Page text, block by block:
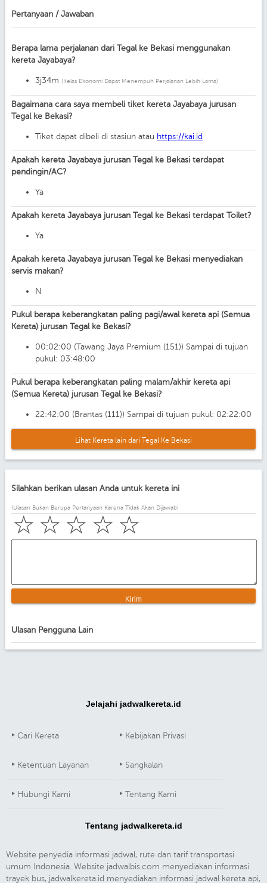
Pertanyaan / Jawaban
Berapa lama perjalanan dari Tegal ke Bekasi menggunakan
kereta Jayabaya?
3j34m (Kelas Ekonomi Dapat Menempuh Perjalanan Lebih Lama)
Bagaimana cara saya membeli tiket kereta Jayabaya jurusan
Tegal ke Bekasi?
Tiket dapat dibeli di stasiun atau https://kai.id
Apakah kereta Jayabaya jurusan Tegal ke Bekasi terdapat
pendingin/AC?
Ya
Apakah kereta Jayabaya jurusan Tegal ke Bekasi terdapat Toilet?
Ya
Apakah kereta Jayabaya jurusan Tegal ke Bekasi menyediakan
servis makan?
N
Pukul berapa keberangkatan paling pagi/awal kereta api (Semua
Kereta) jurusan Tegal ke Bekasi?
00:02:00 (Tawang Jaya Premium (151)) Sampai di tujuan
pukul: 03:48:00
Pukul berapa keberangkatan paling malam/akhir kereta api
(Semua Kereta) jurusan Tegal ke Bekasi?
22:42:00 (Brantas (111)) Sampai di tujuan pukul: 02:22:00
Lihat Kereta lain dari Tegal Ke Bekasi
Silahkan berikan ulasan Anda untuk kereta ini
(Ulasan Bukan Berupa Pertanyaan Karena Tidak Akan Dijawab)
☆
☆
☆
☆
☆
Ulasan Pengguna Lain
Jelajahi jadwalkereta.id
Cari Kereta Kebijakan Privasi
Ketentuan Layanan Sangkalan
Hubungi Kami Tentang Kami
Tentang jadwalkereta.id
Website penyedia informasi jadwal, rute dan tarif transportasi
umum Indonesia. Website jadwalbis.com menyediakan informasi
trayek bus, jadwalkereta.id menyediakan informasi jadwal kereta api,